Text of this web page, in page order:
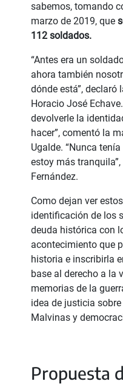
sabemos, tomando
marzo de 2019, que
112 soldados.
“Antes era un
ahora también
dónde está”, declaró
Horacio José
devolverle la
hacer”, comentó la
Ugalde. “Nunca
estoy más
Fernández.
Como dejan ver
identificación de los
deuda histórica con
acontecimiento que
historia e inscribirla
base al derecho a la
memorias de la
idea de justicia
Malvinas y
Propuesta